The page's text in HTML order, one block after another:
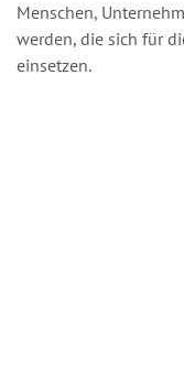
Menschen,
werden, die sich für
einsetzen.